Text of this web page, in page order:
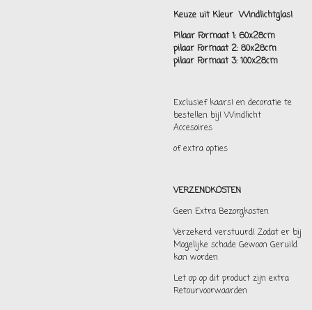
Keuze uit Kleur Windlichtglas!
Pilaar Formaat 1: 60x28cm
pilaar Formaat 2: 80x28cm
pilaar Formaat 3: 100x28cm
Exclusief kaars! en decoratie te
bestellen bij! Windlicht
Accesoires
of extra opties
VERZENDKOSTEN
Geen Extra Bezorgkosten
Verzekerd verstuurd! Zodat er bij
Mogelijke schade Gewoon Geruild
kan worden
Let op op dit product zijn extra
Retourvoorwaarden